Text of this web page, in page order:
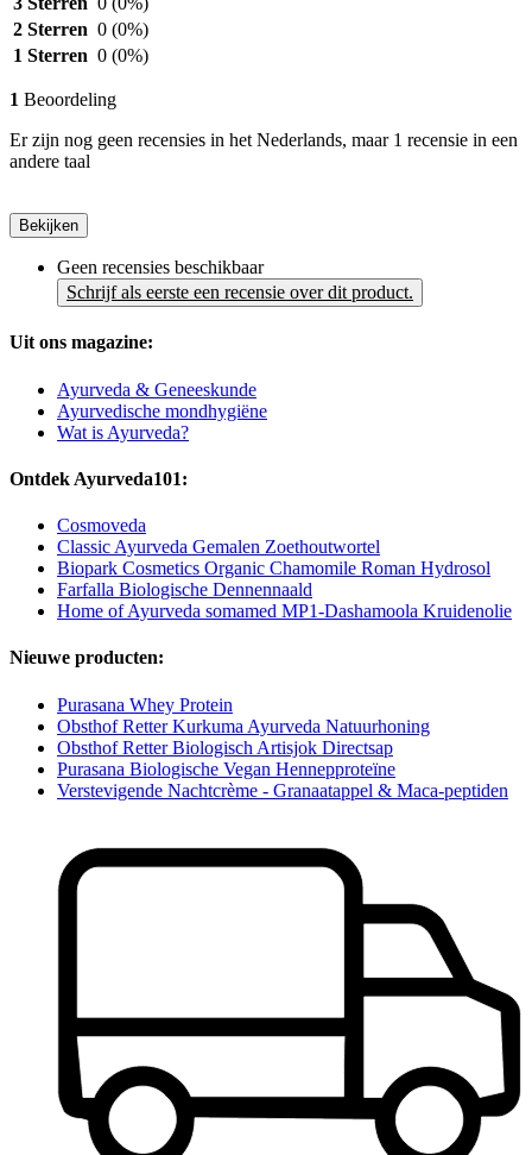
2 Sterren 0 (0%)
1 Sterren 0 (0%)
1 Beoordeling
Er zijn nog geen recensies in het Nederlands, maar 1 recensie in een
andere taal
Bekijken
Geen recensies beschikbaar
Schrijf als eerste een recensie over dit product.
Uit ons magazine:
Ayurveda & Geneeskunde
Ayurvedische mondhygiëne
Wat is Ayurveda?
Ontdek Ayurveda101:
Cosmoveda
Classic Ayurveda Gemalen Zoethoutwortel
Biopark Cosmetics Organic Chamomile Roman Hydrosol
Farfalla Biologische Dennennaald
Home of Ayurveda somamed MP1-Dashamoola Kruidenolie
Nieuwe producten:
Purasana Whey Protein
Obsthof Retter Kurkuma Ayurveda Natuurhoning
Obsthof Retter Biologisch Artisjok Directsap
Purasana Biologische Vegan Hennepproteïne
Verstevigende Nachtcrème - Granaatappel & Maca-peptiden